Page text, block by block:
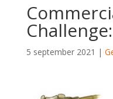
5 september 2021 |